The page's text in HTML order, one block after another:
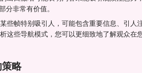
非常有价值。
些帧特别吸引人，可能包含重要信息、引人
这些导航模式，您可以更细致地了解观众
略